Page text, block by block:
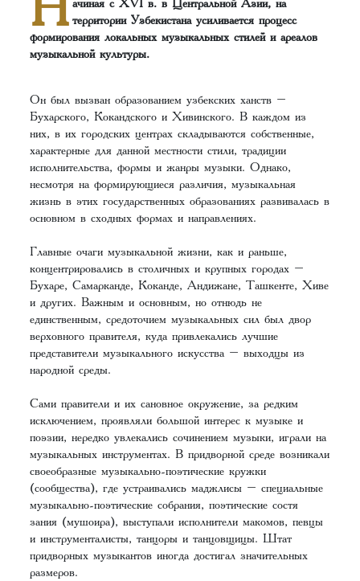
ачиная с XVI в. в Центральной Азии, на
территории Узбекистана усиливается процесс
формирования локальных музыкальных стилей и ареалов
музыкальной культуры.
Он был вызван образованием узбекских ханств –
Бухарского, Кокандского и Хивинского. В каждом из
них, в их городских центрах складываются собственные,
характерные для данной местности стили, традиции
исполнительства, формы и жанры музыки. Однако,
несмотря на формирующиеся различия, музыкальная
жизнь в этих государственных образованиях развивалась в
основном в сходных формах и направлениях.
Главные очаги музыкальной жизни, как и раньше,
концентрировались в столичных и крупных городах –
Бухаре, Самарканде, Коканде, Андижане, Ташкенте, Хиве
и других. Важным и основным, но отнюдь не
единственным, средоточием музыкальных сил был двор
верховного правителя, куда привлекались лучшие
представители музыкального искусства – выходцы из
народной среды.
Сами правители и их сановное окружение, за редким
исключением, проявляли большой интерес к музыке и
поэзии, нередко увлекались сочинением музыки, играли на
музыкальных инструментах. В придворной среде возникали
своеобразные музыкально-поэтические кружки
(сообщества), где устраивались маджлисы – специальные
музыкально-поэтические собрания, поэтические состя
зания (мушоира), выступали исполнители макомов, певцы
и инструменталисты, танцоры и танцовщицы. Штат
придворных музыкантов иногда достигал значительных
размеров.